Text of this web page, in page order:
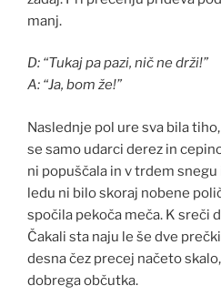
manj.
D: “Tukaj pa pazi, nič ne drži!”
A: “Ja, bom že!”
Naslednje pol ure sva bila
se samo udarci derez in
ni popuščala in v trdem
ledu ni bilo skoraj nobene
spočila pekoča meča. K sreči
Čakali sta naju le še dve
desna čez precej načeto
dobrega občutka.